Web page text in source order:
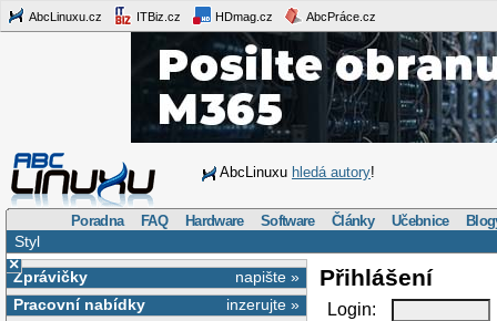
AbcLinuxu.cz ITBiz.cz HDmag.cz AbcPráce.cz
AbcLinuxu hledá autory!
Poradna FAQ Hardware Software Články Učebnice
Styl
×
napište »
Zprávičky
inzerujte »
Pracovní nabídky
Přihlášení
Login: